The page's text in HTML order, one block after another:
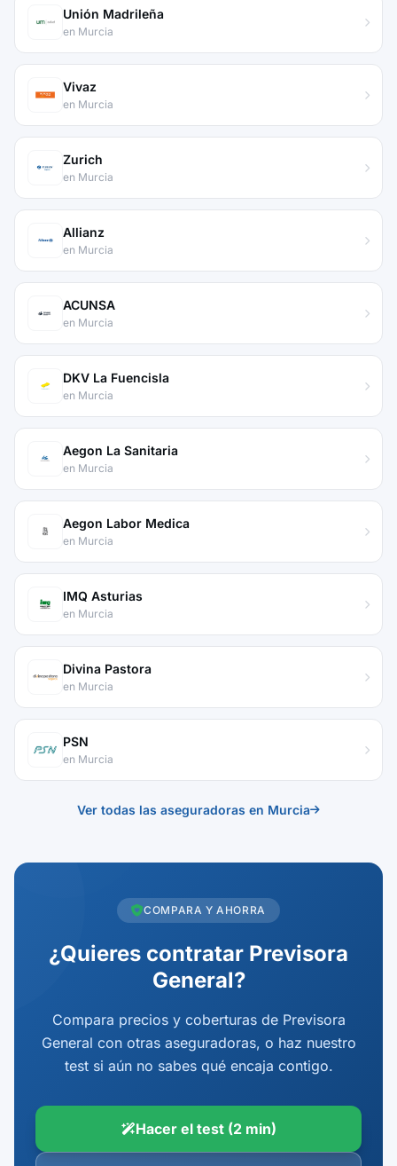
Unión Madrileña
en Murcia
Vivaz
en Murcia
Zurich
en Murcia
Allianz
en Murcia
ACUNSA
en Murcia
DKV La Fuencisla
en Murcia
Aegon La Sanitaria
en Murcia
Aegon Labor Medica
en Murcia
IMQ Asturias
en Murcia
Divina Pastora
en Murcia
PSN
en Murcia
Ver todas las aseguradoras en Murcia
COMPARA Y AHORRA
¿Quieres contratar Previsora
General?
Compara precios y coberturas de Previsora
General con otras aseguradoras, o haz nuestro
test si aún no sabes qué encaja contigo.
Hacer el test (2 min)